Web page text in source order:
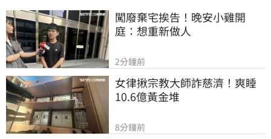
闖廢棄宅挨告！晚安小雞開
庭：想重新做人
2分鐘前
女律揪宗教大師詐慈濟！爽睡
10.6億黃金堆
8分鐘前